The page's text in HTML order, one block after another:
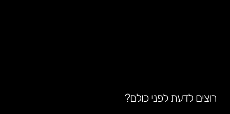
רוצים לדעת לפני כולם?